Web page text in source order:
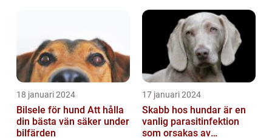
18 januari 2024
Bilsele för hund Att hålla
din bästa vän säker under
bilfärden
17 januari 2024
Skabb hos hundar är en
vanlig parasitinfektion
som orsakas av